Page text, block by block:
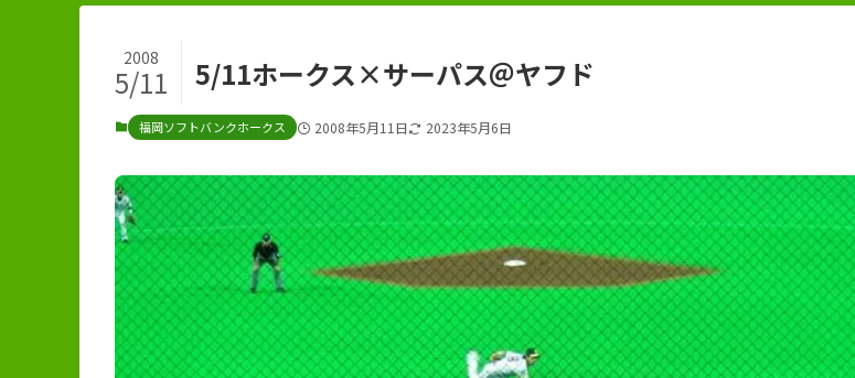
5/11ホークス×サーパス＠ヤフド
2008
5/11
福岡ソフトバンクホークス 2008年5月11日 2023年5月6日